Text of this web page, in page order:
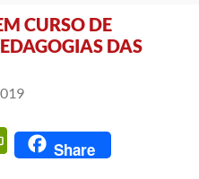
CURSO DE
DAS
PrintFriendly
Share